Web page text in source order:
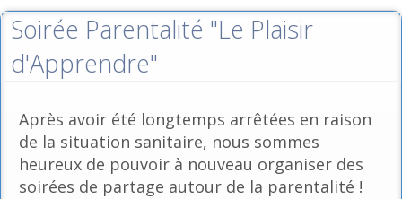
Soirée Parentalité "Le Plaisir
d'Apprendre"
Après avoir été longtemps arrêtées en raison
de la situation sanitaire, nous sommes
heureux de pouvoir à nouveau organiser des
soirées de partage autour de la parentalité !